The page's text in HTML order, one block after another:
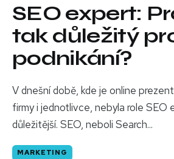
SEO expert:
tak důležitý
podnikání?
V dnešní době, kde je online
firmy i jednotlivce, nebyla role SEO
důležitější. SEO, neboli Search...
MARKETING